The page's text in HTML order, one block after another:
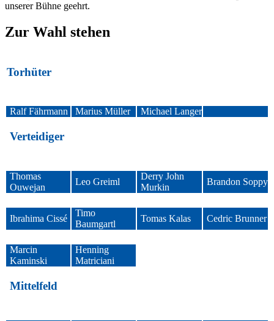
unserer Bühne geehrt.
Zur Wahl stehen
Torhüter
Ralf Fährmann Marius Müller Michael Langer
Verteidiger
Thomas
Ouwejan
Leo Greiml
Derry John
Murkin
Brandon Soppy
Ibrahima Cissé
Timo
Baumgartl
Tomas Kalas Cedric Brunner
Marcin
Kaminski
Henning
Matriciani
Mittelfeld